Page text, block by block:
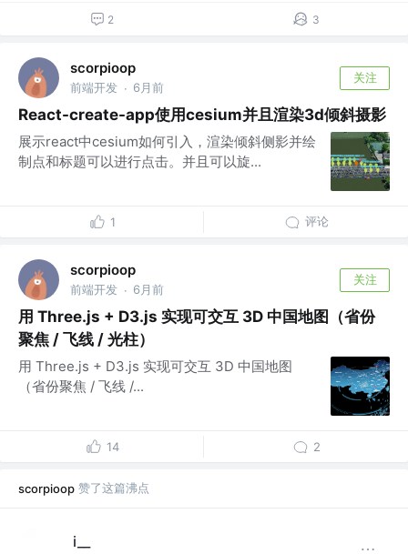
2 3
scorpioop
前端开发 · 6月前
关注
React-create-app使用cesium并且渲染3d倾斜摄影
展示react中cesium如何引入，渲染倾斜侧影并绘
制点和标题可以进行点击。并且可以旋...
1 评论
scorpioop
前端开发 · 6月前
关注
用 Three.js + D3.js 实现可交互 3D 中国地图（省份
聚焦 / 飞线 / 光柱）
用 Three.js + D3.js 实现可交互 3D 中国地图
（省份聚焦 / 飞线 /...
14 2
scorpioop 赞了这篇沸点
i__